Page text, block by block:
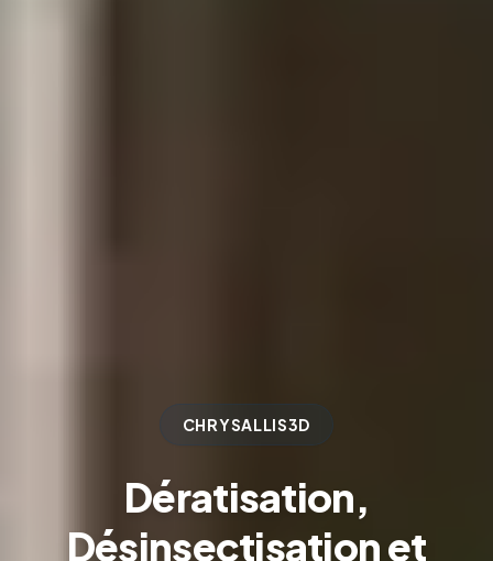
CHRYSALLIS3D
Dératisation,
Désinsectisation et